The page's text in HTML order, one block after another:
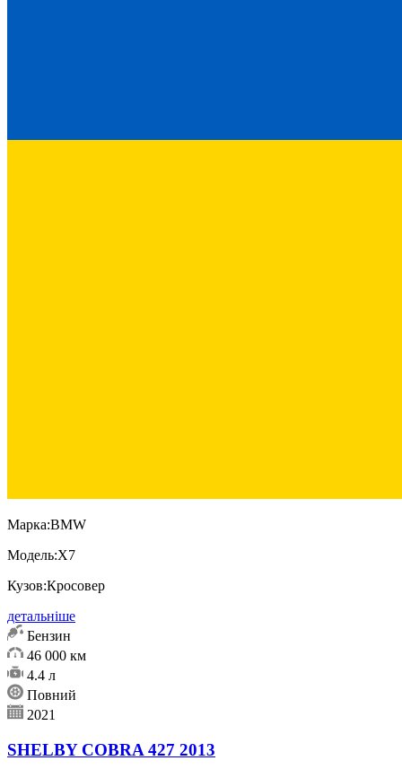
Марка:BMW
Модель:X7
Кузов:Кросовер
детальніше
Бензин
46 000 км
4.4 л
Повний
2021
SHELBY COBRA 427 2013